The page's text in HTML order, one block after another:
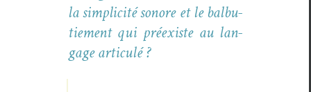
la sim­plic­ité sonore et le bal­bu­
tiement qui préex­iste au lan­
gage articulé ?